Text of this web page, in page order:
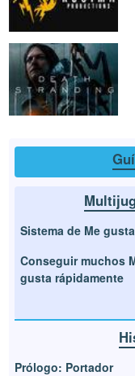
Sistema de Me gusta
Conseguir muchos
gusta rápidamente
Prólogo: Portador